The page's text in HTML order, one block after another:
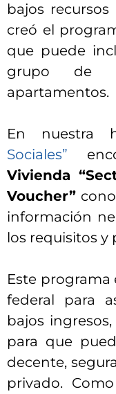
bajos
creó el
que puede
grupo de
apartamentos.
En nuestra
Sociales”
Vivienda
Voucher”
información
los requisitos y
Este
federal para
bajos
para que
decente,
privado.